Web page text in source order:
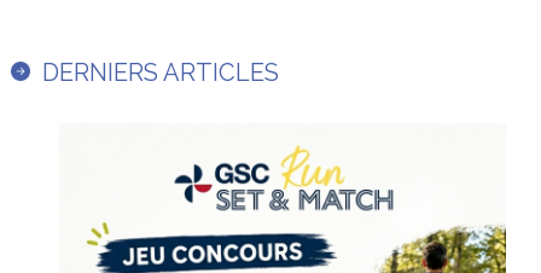
DERNIERS ARTICLES